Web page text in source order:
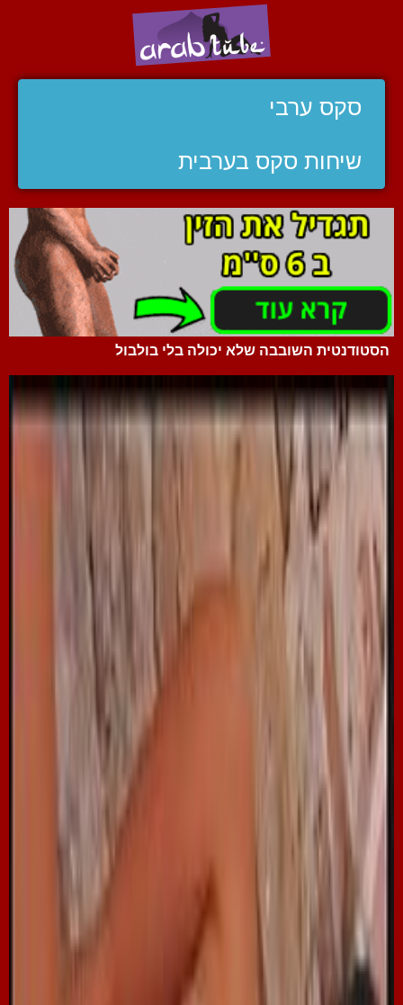
סקס ערבי
שיחות סקס בערבית
הסטודנטית השובבה שלא יכולה בלי בולבול